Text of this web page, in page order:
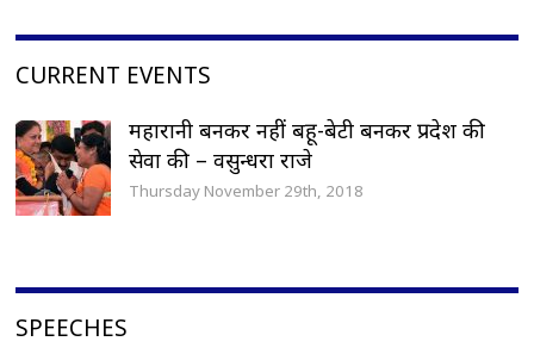
CURRENT EVENTS
महारानी बनकर नहीं बहू-बेटी बनकर प्रदेश की
सेवा की – वसुन्धरा राजे
Thursday November 29th, 2018
SPEECHES